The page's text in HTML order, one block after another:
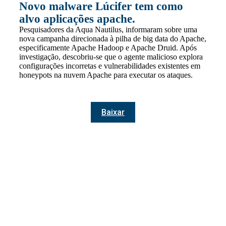
Novo malware Lúcifer tem como
alvo aplicações apache.
Pesquisadores da Aqua Nautilus, informaram sobre uma
nova campanha direcionada à pilha de big data do Apache,
especificamente Apache Hadoop e Apache Druid. Após
investigação, descobriu-se que o agente malicioso explora
configurações incorretas e vulnerabilidades existentes em
honeypots na nuvem Apache para executar os ataques.
Baixar